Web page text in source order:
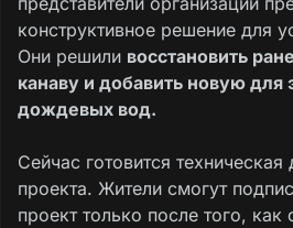
конструктивное решение для
Они решили восстановить
канаву и добавить новую для
дождевых вод.
Сейчас готовится
проекта. Жители смогут
проект только после того, как